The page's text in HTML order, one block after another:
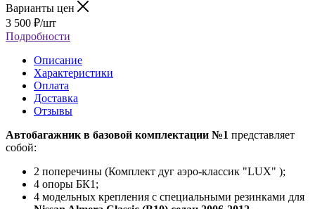
Варианты цен
3 500 ₽/шт
Подробности
Описание
Характеристики
Оплата
Доставка
Отзывы
Автобагажник в базовой комплектации №1 представляет
собой:
2 поперечины (Комплект дуг аэро-классик "LUX" );
4 опоры БК1;
4 модельных крепления с специальными резинками для